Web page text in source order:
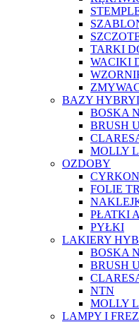
TARKI
WACIKI
BAZY
BOSKA
BRUSH
MOLLY
OZDOBY
FOLIE
PŁATKI
PYŁKI
LAKIERY
BOSKA
BRUSH
NTN
MOLLY
LAMPY I